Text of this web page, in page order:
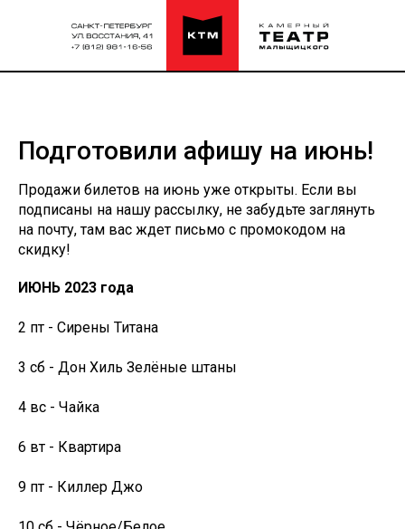
Подготовили афишу на июнь!
Продажи билетов на июнь уже открыты. Если вы
подписаны на нашу рассылку, не забудьте заглянуть
на почту, там вас ждет письмо с промокодом на
скидку!
ИЮНЬ 2023 года
2 пт - Сирены Титана
3 сб - Дон Хиль Зелёные штаны
4 вс - Чайка
6 вт - Квартира
9 пт - Киллер Джо